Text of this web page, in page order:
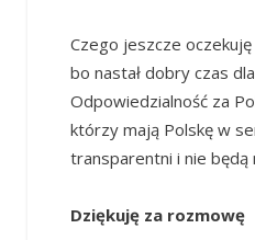
Czego jeszcze
bo nastał dobry czas
Odpowiedzialność za
którzy mają Polskę w
transparentni i nie będą
Dziękuję za rozmowę